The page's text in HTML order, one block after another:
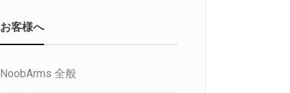
お客様へ
NoobArms 全般